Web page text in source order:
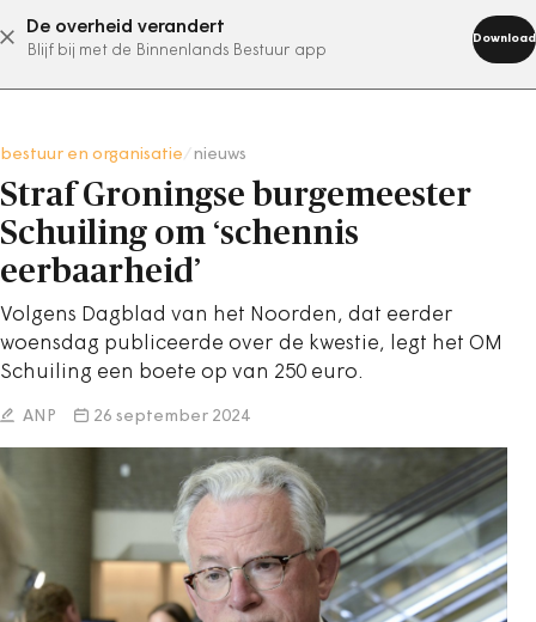
De overheid verandert
Blijf bij met de Binnenlands Bestuur app
Download
abonneer nu
bestuur en organisatie nieuws
Straf Groningse burgemeester
Schuiling om ‘schennis
eerbaarheid’
Volgens Dagblad van het Noorden, dat eerder
woensdag publiceerde over de kwestie, legt het OM
Schuiling een boete op van 250 euro.
ANP 26 september 2024